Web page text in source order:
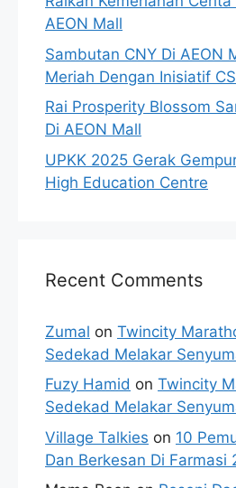
AEON Mall
Sambutan CNY Di AEON
Meriah Dengan Inisiatif
Rai Prosperity Blossom
Di AEON Mall
UPKK 2025 Gerak
High Education Centre
Recent Comments
Zumal on Twincity
Sedekad Melakar
Fuzy Hamid on Twincity
Sedekad Melakar
Village Talkies on 10
Dan Berkesan Di Farmasi